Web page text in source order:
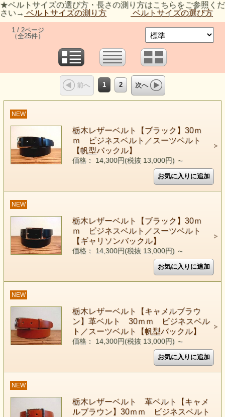
★ベルトサイズの選び方・長さの測り方はこちらをご参照くだ
さい→ ベルトサイズの測り方 ベルトサイズの選び方
1 / 2ページ
（全25件）
前へ 1 2 次へ
NEW
栃木レザーベルト【ブラック】30ｍ
ｍ ビジネスベルト／スーツベルト
【帆型バックル】
価格： 14,300円(税抜 13,000円) ～
NEW
栃木レザーベルト【ブラック】30ｍ
ｍ ビジネスベルト／スーツベルト
【ギャリソンバックル】
価格： 14,300円(税抜 13,000円) ～
NEW
栃木レザーベルト【キャメルブラウ
ン】革ベルト 30ｍｍ ビジネスベル
ト／スーツベルト【帆型バックル】
価格： 14,300円(税抜 13,000円) ～
NEW
栃木レザーベルト 革ベルト【キャメ
ルブラウン】30ｍｍ ビジネスベルト